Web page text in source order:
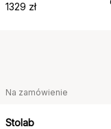
1329 zł
Na zamówienie
Stolab